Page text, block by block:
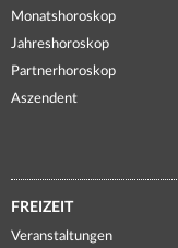
Monatshoroskop
Jahreshoroskop
Partnerhoroskop
Aszendent
FREIZEIT
Veranstaltungen